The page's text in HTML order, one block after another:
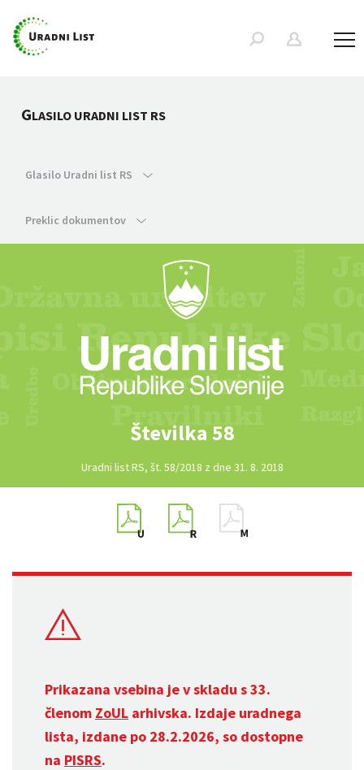
GLASILO URADNI LIST RS
Glasilo Uradni list RS
Preklic dokumentov
Številka 58
Uradni list RS, št. 58/2018 z dne 31. 8. 2018
Prikazana vsebina je v skladu s 33.
členom ZoUL arhivska. Izdaje uradnega
lista, izdane po 28.2.2026, so dostopne
na PISRS.